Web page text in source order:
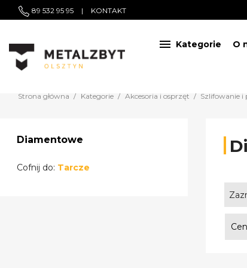
89 532 95 95 | KONTAKT
 Kategorie O
Strona główna Kategorie Akcesoria i osprzęt Szlifowanie i
Diamentowe
Cofnij do: Tarcze